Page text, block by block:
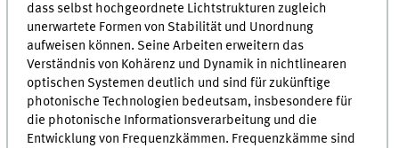
dass selbst hochgeordnete Lichtstrukturen zugleich
unerwartete Formen von Stabilität und Unordnung
aufweisen können. Seine Arbeiten erweitern das
Verständnis von Kohärenz und Dynamik in nichtlinearen
optischen Systemen deutlich und sind für zukünftige
photonische Technologien bedeutsam, insbesondere für
die photonische Informationsverarbeitung und die
Entwicklung von Frequenzkämmen. Frequenzkämme sind